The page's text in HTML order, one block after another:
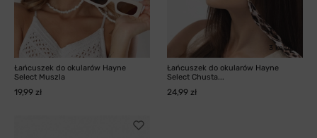
Łańcuszek do okularów Hayne
Select Muszla
19,99 zł
3 kolory
Łańcuszek do okularów Hayne
Select Chusta...
24,99 zł